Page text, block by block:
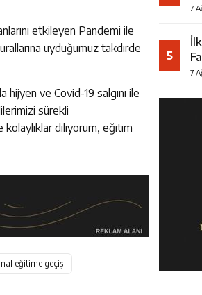
etkileyen Pandemi ile
uyduğumuz takdirde
hijyen ve Covid-19 salgını ile
sürekli
diliyorum, eğitim
eğitime geçiş
7
5
7